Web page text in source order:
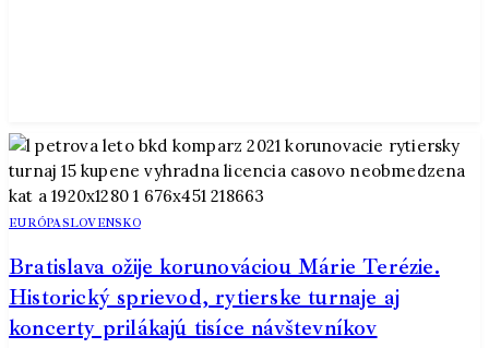
EURÓPASLOVENSKO
Bratislava ožije korunováciou Márie Terézie.
Historický sprievod, rytierske turnaje aj
koncerty prilákajú tisíce návštevníkov